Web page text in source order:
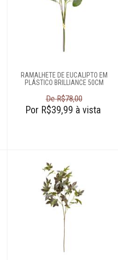
RAMALHETE DE EUCALIPTO EM
PLÁSTICO BRILLIANCE 50CM
De R$78,00
Por R$39,99 à vista